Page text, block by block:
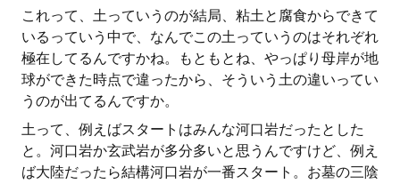
これって、土っていうのが結局、粘土と腐食からできて
いるっていう中で、なんでこの土っていうのはそれぞれ
極在してるんですかね。もともとね、やっぱり母岸が地
球ができた時点で違ったから、そういう土の違いってい
うのが出てるんですか。
土って、例えばスタートはみんな河口岩だったとした
と。河口岩か玄武岩が多分多いと思うんですけど、例え
ば大陸だったら結構河口岩が一番スタート。お墓の三陰